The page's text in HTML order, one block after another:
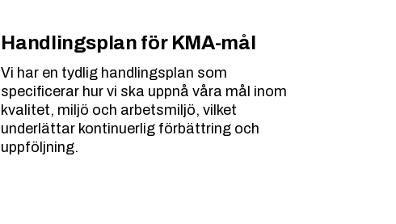
Handlingsplan för KMA-mål
Vi har en tydlig handlingsplan som
specificerar hur vi ska uppnå våra mål inom
kvalitet, miljö och arbetsmiljö, vilket
underlättar kontinuerlig förbättring och
uppföljning.